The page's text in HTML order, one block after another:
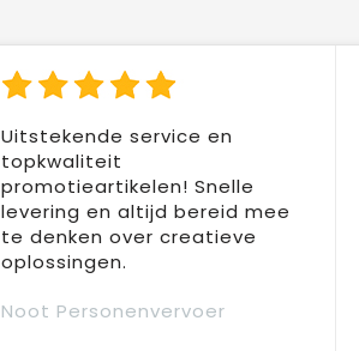
Uitstekende service en
topkwaliteit
promotieartikelen! Snelle
levering en altijd bereid mee
te denken over creatieve
oplossingen.
Noot Personenvervoer